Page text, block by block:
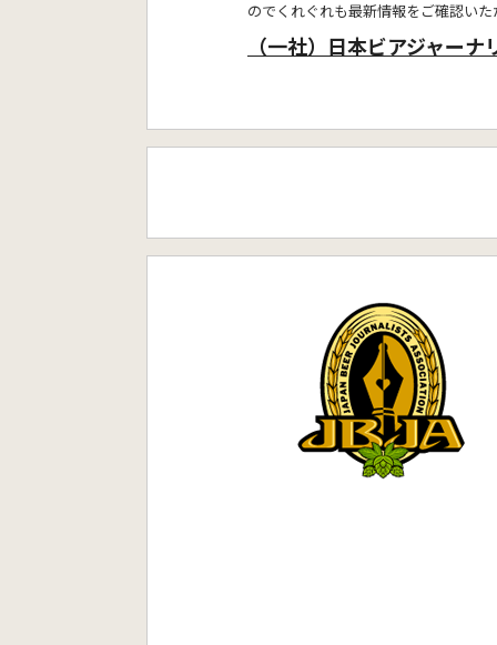
のでくれぐれも最新情報をご確認い
（一社）日本ビアジャー